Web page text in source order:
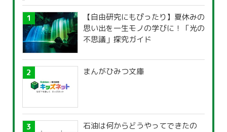
【自由研究にもぴったり】夏休みの
思い出を一生モノの学びに！「光の
不思議」探究ガイド
まんがひみつ文庫
石油は何からどうやってできたの